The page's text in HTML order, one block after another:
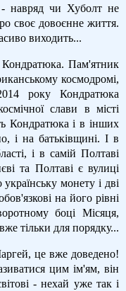
навряд чи Хуболт не
своє довоєнне життя.
виходить...
Пам'ятник
космодромі,
року Кондратюка
слави в місті
Кондратюка і в інших
і на батьківщині. І в
і в самій Полтаві
та Полтаві є вулиці
монету і дві
на його рівні
боці Місяця,
тільки для порядку...
це вже доведено!
цим ім'ям, він
- нехай уже так і